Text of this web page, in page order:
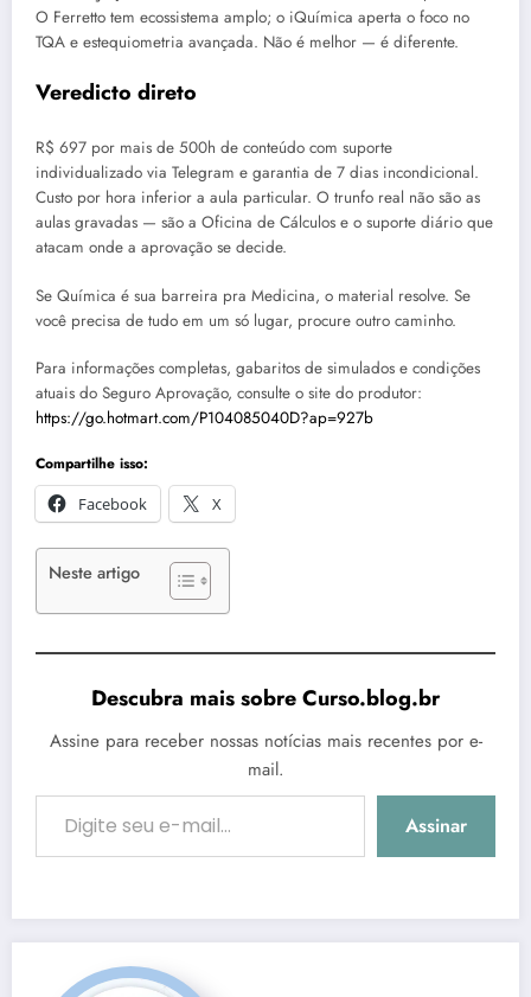
O Ferretto tem ecossistema amplo; o iQuímica aperta o foco no
TQA e estequiometria avançada. Não é melhor — é diferente.
Veredicto direto
R$ 697 por mais de 500h de conteúdo com suporte
individualizado via Telegram e garantia de 7 dias incondicional.
Custo por hora inferior a aula particular. O trunfo real não são as
aulas gravadas — são a Oficina de Cálculos e o suporte diário que
atacam onde a aprovação se decide.
Se Química é sua barreira pra Medicina, o material resolve. Se
você precisa de tudo em um só lugar, procure outro caminho.
Para informações completas, gabaritos de simulados e condições
atuais do Seguro Aprovação, consulte o site do produtor:
https://go.hotmart.com/P104085040D?ap=927b
Compartilhe isso:
Facebook
X
Neste artigo
Descubra mais sobre Curso.blog.br
Assine para receber nossas notícias mais recentes por e-
mail.
Digite seu e-mail…
Assinar